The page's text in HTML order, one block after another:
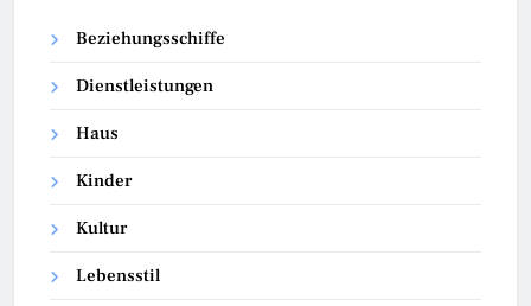
Beziehungsschiffe
Dienstleistungen
Haus
Kinder
Kultur
Lebensstil